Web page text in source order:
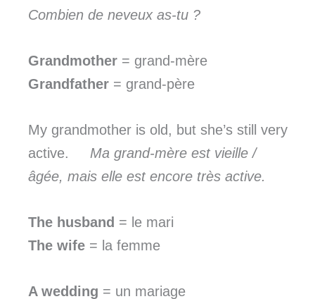
Combien de neveux as-tu ?
Grandmother = grand-mère
Grandfather = grand-père
My grandmother is old, but she’s still very
active. Ma grand-mère est vieille /
âgée, mais elle est encore très active.
The husband = le mari
The wife = la femme
A wedding = un mariage